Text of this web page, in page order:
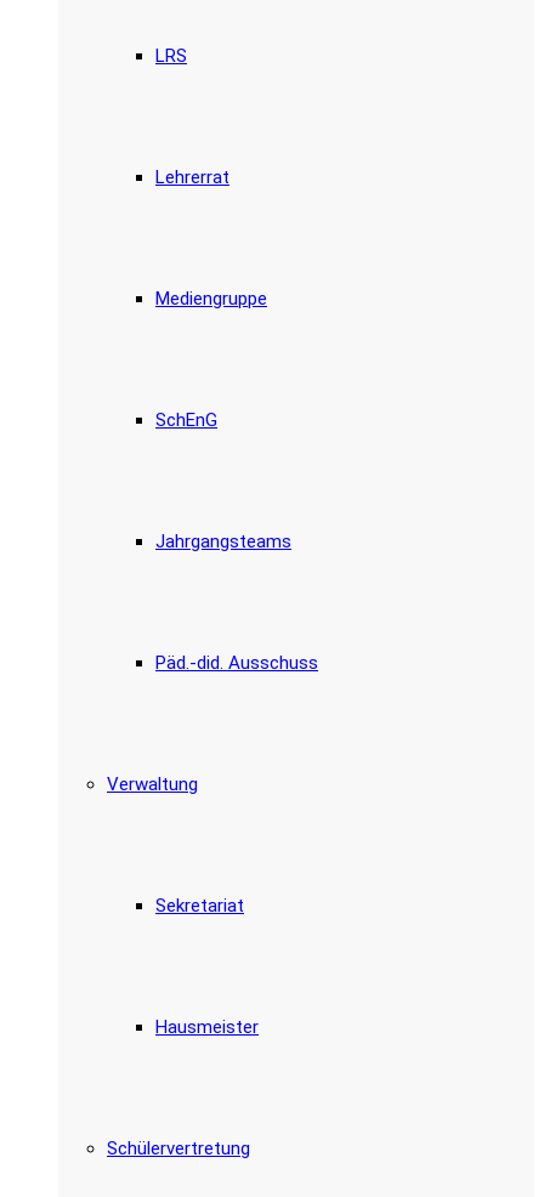
LRS
Lehrerrat
Mediengruppe
SchEnG
Jahrgangsteams
Päd.-did. Ausschuss
Verwaltung
Sekretariat
Hausmeister
Schülervertretung